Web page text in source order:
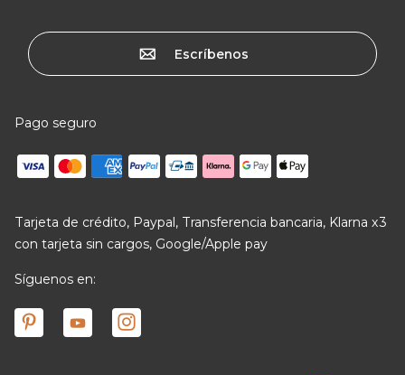
Escríbenos
Pago seguro
Tarjeta de crédito, Paypal, Transferencia bancaria, Klarna x3
con tarjeta sin cargos, Google/Apple pay
Síguenos en: